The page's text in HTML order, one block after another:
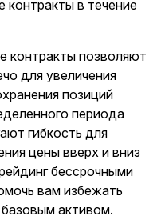
контракты в течение
контракты позволяют
для увеличения
позиций
периода
гибкость для
цены вверх и вниз
бессрочными
вам избежать
активом.